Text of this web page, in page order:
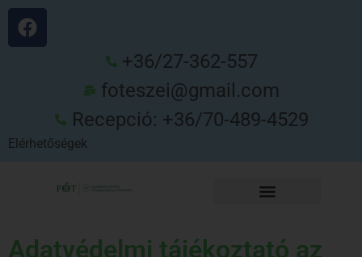
+36/27-362-557
foteszei@gmail.com
Recepció: +36/70-489-4529
Elérhetőségek
Adatvédelmi tájékoztató az